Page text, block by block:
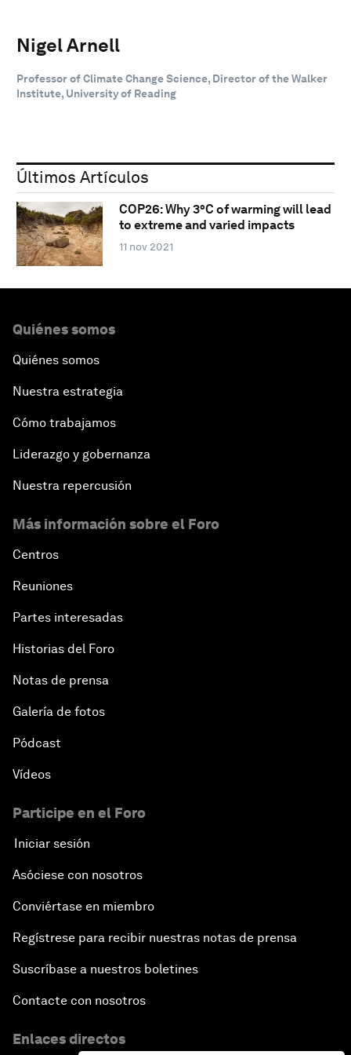
Nigel Arnell
Professor of Climate Change Science, Director of the Walker
Institute, University of Reading
Últimos Artículos
COP26: Why 3°C of warming will lead
to extreme and varied impacts
11 nov 2021
Quiénes somos
Quiénes somos
Nuestra estrategia
Cómo trabajamos
Liderazgo y gobernanza
Nuestra repercusión
Más información sobre el Foro
Centros
Reuniones
Partes interesadas
Historias del Foro
Notas de prensa
Galería de fotos
Pódcast
Vídeos
Participe en el Foro
Iniciar sesión
Asóciese con nosotros
Conviértase en miembro
Regístrese para recibir nuestras notas de prensa
Suscríbase a nuestros boletines
Contacte con nosotros
Enlaces directos